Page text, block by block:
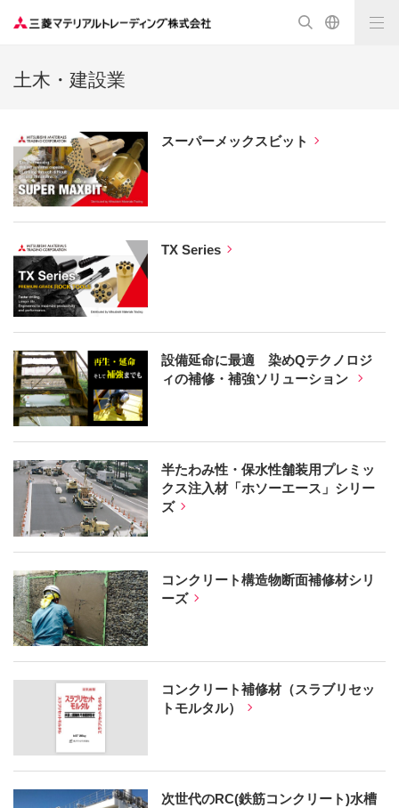
土木・建設業
スーパーメックスビット
TX Series
設備延命に最適 染めQテクノロジ
ィの補修・補強ソリューション
半たわみ性・保水性舗装用プレミッ
クス注入材「ホソーエース」シリー
ズ
コンクリート構造物断面補修材シリ
ーズ
コンクリート補修材（スラブリセッ
トモルタル）
次世代のRC(鉄筋コンクリート)水槽